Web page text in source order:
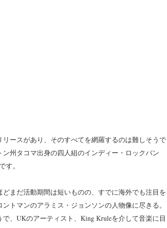
ースがあり、そのすべてを網羅するのは難しそうで
州タコマ出身の四人組のインディー・ロックバン
す。
まだ活動期間は短いものの、すでに海外でも注目を
トマンのアラミス・ジョンソンの人物像に尽きる。
、UKのアーティスト、King Kruleを介して音楽に目